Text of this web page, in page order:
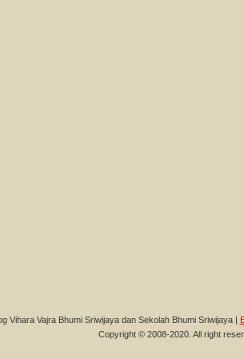
Vihara Vajra Bhumi Sriwijaya dan Sekolah Bhumi Sriwijaya |
Copyright © 2008-2020. All right